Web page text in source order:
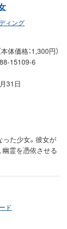
ィング
体価格：1,300円）
15109-6
31日
た少女。彼女が
幽霊を憑依させる
ド